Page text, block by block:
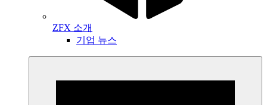
ZFX 소개
기업 뉴스